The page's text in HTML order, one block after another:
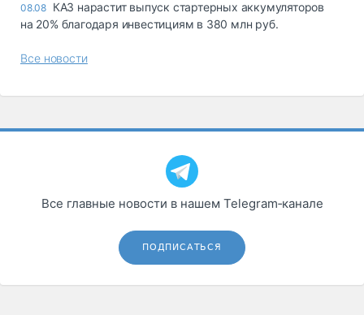
08.08 КАЗ нарастит выпуск стартерных аккумуляторов
на 20% благодаря инвестициям в 380 млн руб.
Все новости
Все главные новости в нашем Telegram‑канале
ПОДПИСАТЬСЯ